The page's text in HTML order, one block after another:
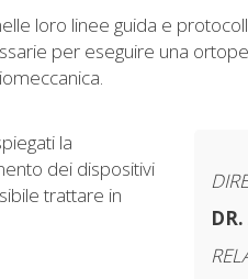
loro linee guida e
per eseguire una
la
dei dispositivi
trattare in